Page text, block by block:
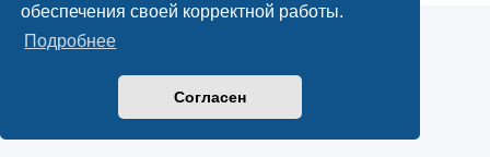
обеспечения своей корректной работы.
Подробнее
Согласен